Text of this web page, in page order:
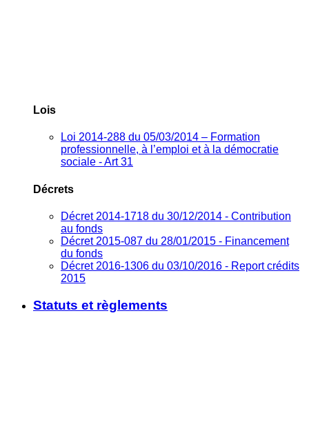
Lois
Loi 2014-288 du 05/03/2014 – Formation
professionnelle, à l’emploi et à la démocratie
sociale - Art 31
Décrets
Décret 2014-1718 du 30/12/2014 - Contribution
au fonds
Décret 2015-087 du 28/01/2015 - Financement
du fonds
Décret 2016-1306 du 03/10/2016 - Report crédits
2015
Statuts et règlements